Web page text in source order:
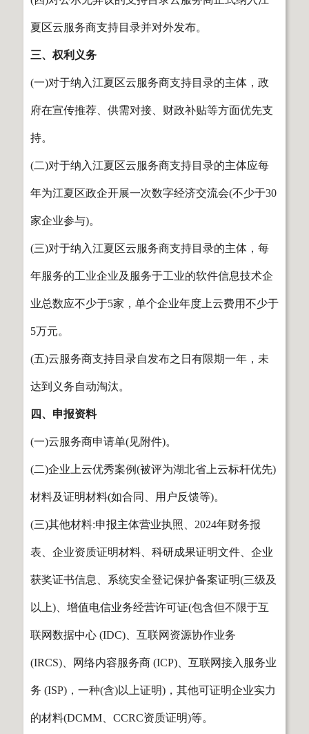
夏区云服务商支持目录并对外发布。
三、权利义务
(一)对于纳入江夏区云服务商支持目录的主体，政
府在宣传推荐、供需对接、财政补贴等方面优先支
持。
(二)对于纳入江夏区云服务商支持目录的主体应每
年为江夏区政企开展一次数字经济交流会(不少于30
家企业参与)。
(三)对于纳入江夏区云服务商支持目录的主体，每
年服务的工业企业及服务于工业的软件信息技术企
业总数应不少于5家，单个企业年度上云费用不少于
5万元。
(五)云服务商支持目录自发布之日有限期一年，未
达到义务自动淘汰。
四、申报资料
(一)云服务商申请单(见附件)。
(二)企业上云优秀案例(被评为湖北省上云标杆优先)
材料及证明材料(如合同、用户反馈等)。
(三)其他材料:申报主体营业执照、2024年财务报
表、企业资质证明材料、科研成果证明文件、企业
获奖证书信息、系统安全登记保护备案证明(三级及
以上)、增值电信业务经营许可证(包含但不限于互
联网数据中心 (IDC)、互联网资源协作业务
(IRCS)、网络内容服务商 (ICP)、互联网接入服务业
务 (ISP)，一种(含)以上证明)，其他可证明企业实力
的材料(DCMM、CCRC资质证明)等。